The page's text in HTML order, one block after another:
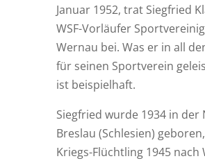
Januar 1952, trat Siegfried
WSF-Vorläufer
Wernau bei. Was er in all
für seinen Sportverein
ist beispielhaft.
Siegfried wurde 1934 in der
Breslau (Schlesien)
Kriegs-Flüchtling 1945 nach